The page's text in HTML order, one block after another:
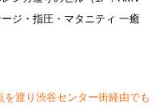
ジ・指圧・マタニティ 一癒
渡り渋谷センター街経由でも